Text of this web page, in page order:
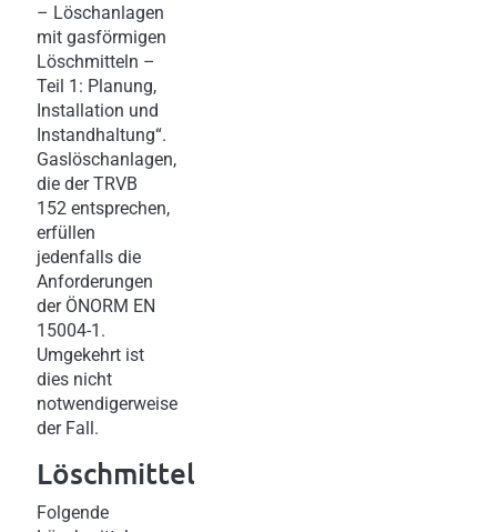
– Löschanlagen
mit gasförmigen
Löschmitteln –
Teil 1: Planung,
Installation und
Instandhaltung“.
Gaslöschanlagen,
die der TRVB
152 entsprechen,
erfüllen
jedenfalls die
Anforderungen
der ÖNORM EN
15004-1.
Umgekehrt ist
dies nicht
notwendigerweise
der Fall.
Löschmittel
Folgende